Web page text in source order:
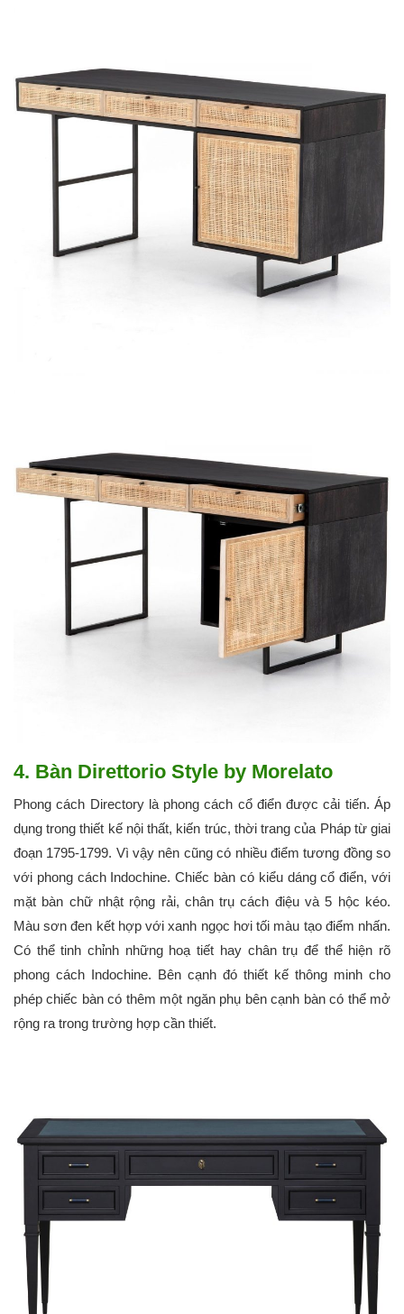
4. Bàn Direttorio Style by Morelato
Phong cách Directory là phong cách cổ điển được cải tiến. Áp
dụng trong thiết kế nội thất, kiến trúc, thời trang của Pháp từ giai
đoạn 1795-1799. Vì vậy nên cũng có nhiều điểm tương đồng so
với phong cách Indochine. Chiếc bàn có kiểu dáng cổ điển, với
mặt bàn chữ nhật rộng rải, chân trụ cách điệu và 5 hộc kéo.
Màu sơn đen kết hợp với xanh ngọc hơi tối màu tạo điểm nhấn.
Có thể tinh chỉnh những hoạ tiết hay chân trụ để thể hiện rõ
phong cách Indochine. Bên cạnh đó thiết kế thông minh cho
phép chiếc bàn có thêm một ngăn phụ bên cạnh bàn có thể mở
rộng ra trong trường hợp cần thiết.